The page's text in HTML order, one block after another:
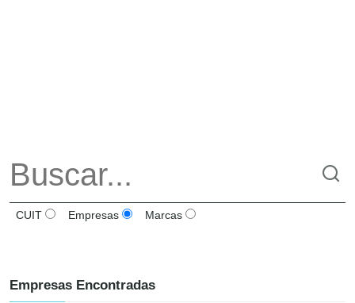
CUIT Empresas Marcas
Empresas Encontradas